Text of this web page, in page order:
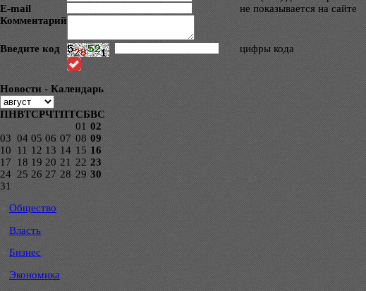
E-mail
не показывается на сайте
Комментарий
Введите код цифры кода
Новости - Календарь
ПНВТСРЧТПТСБВС
01 02
03 04 05 06 07 08 09
10
11 12 13 14 15 16
17
18 19 20 21 22 23
24 25 26 27 28 29 30
31
Общество
Власть
Бизнес
Экономика